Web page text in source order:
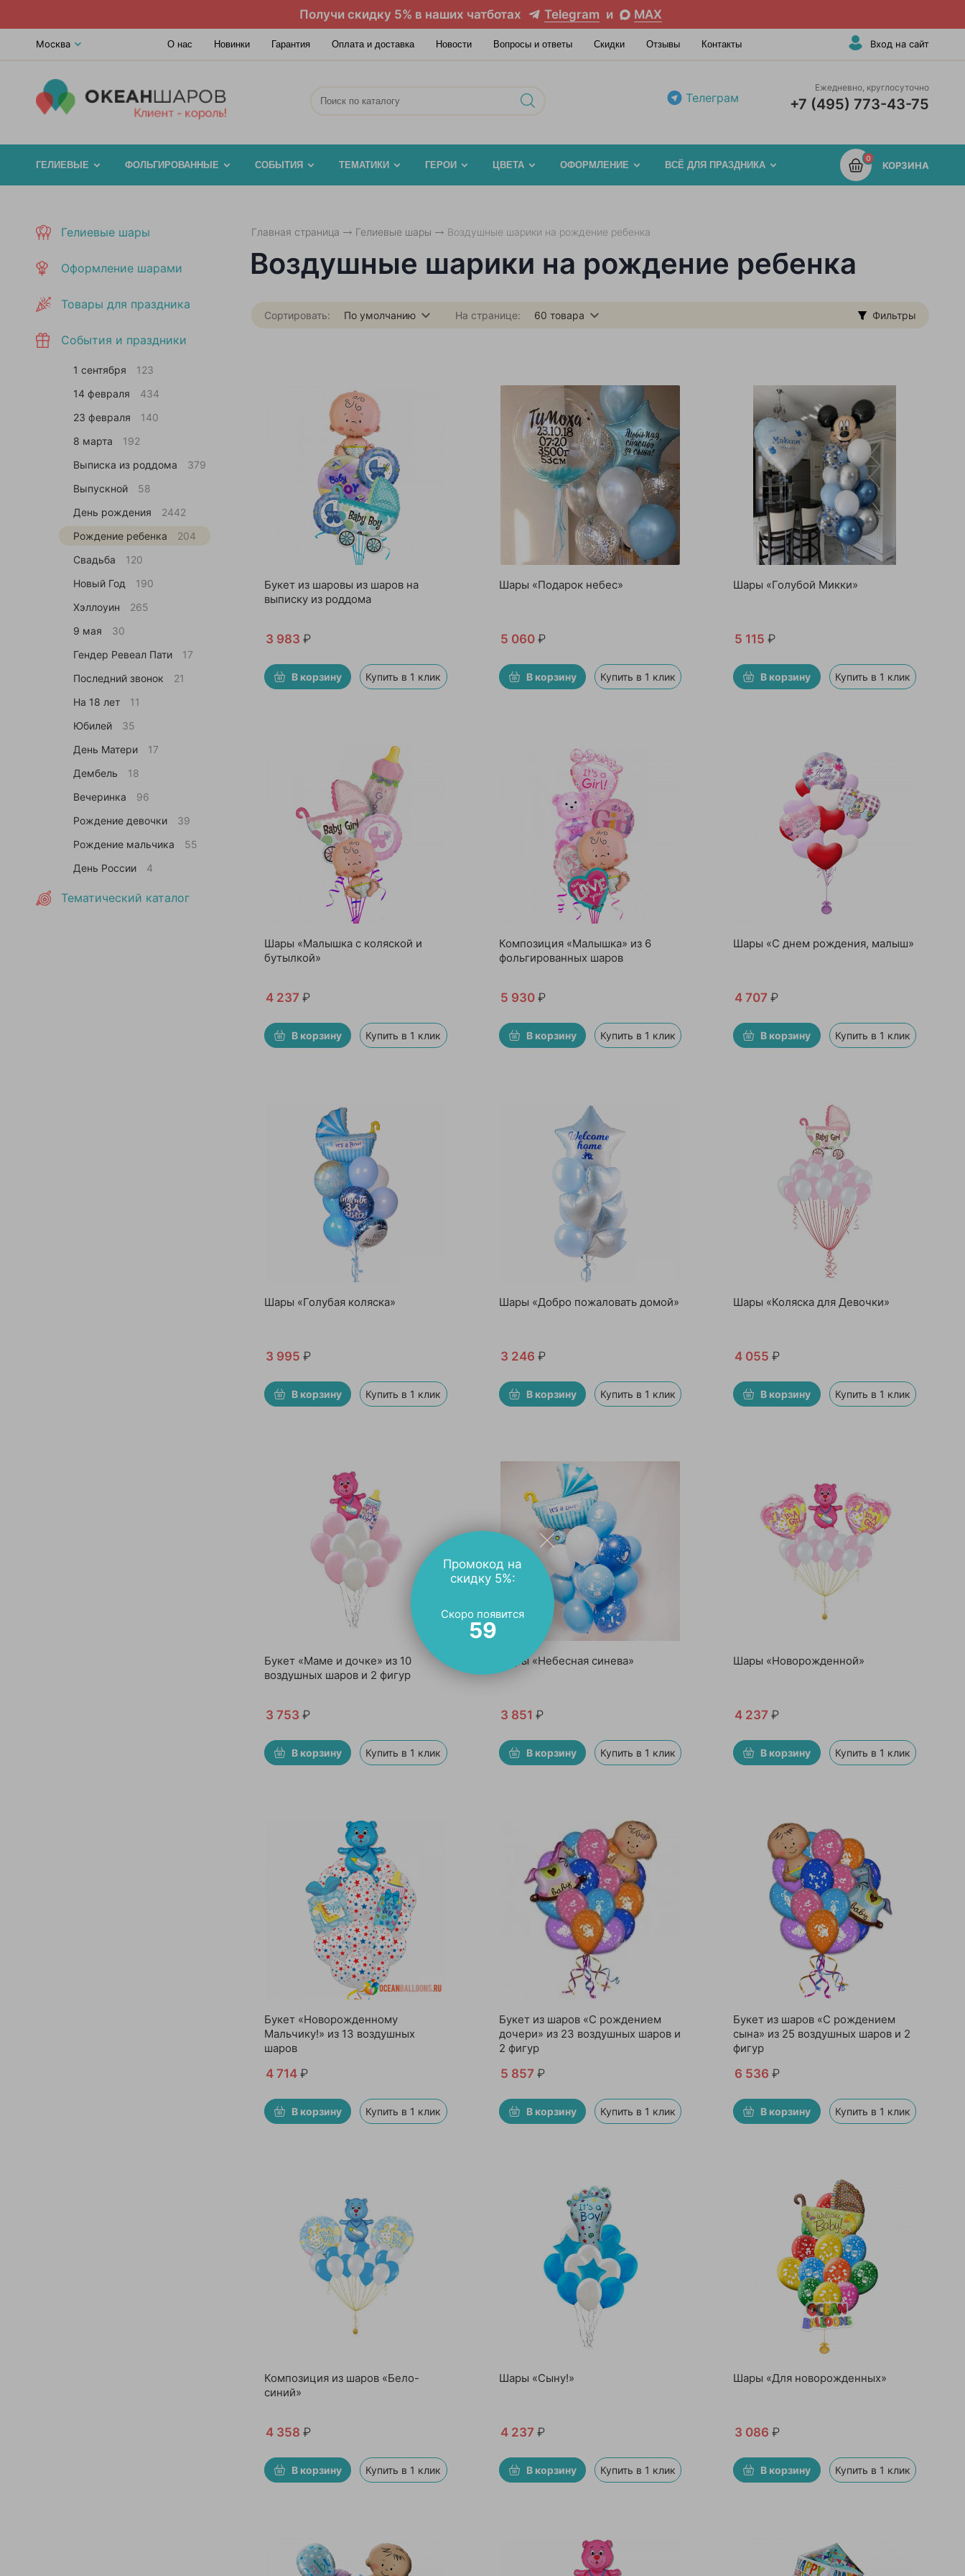
Получи скидку 5% в наших чатботах Telegram и MAX
Москва О нас Новинки Гарантия Оплата и доставка Новости Вопросы и ответы Скидки Отзывы Контакты Вход на сайт
Телеграм
Ежедневно, круглосуточно
+7 (495) 773-43-75
0
КОРЗИНА
ГЕЛИЕВЫЕ ФОЛЬГИРОВАННЫЕ СОБЫТИЯ ТЕМАТИКИ ГЕРОИ ЦВЕТА ОФОРМЛЕНИЕ ВСЁ ДЛЯ ПРАЗДНИКА
Главная страница Гелиевые шары Воздушные шарики на рождение ребенка
Воздушные шарики на рождение ребенка
Фильтры
Сортировать: По умолчанию На странице: 60 товара
Букет из шаровы из шаров на
выписку из роддома
3 983 ₽
В корзину Купить в 1 клик
Шары «Подарок небес»
5 060 ₽
В корзину Купить в 1 клик
Шары «Голубой Микки»
5 115₽
В корзину Купить в 1 клик
Шары «Малышка с коляской и
бутылкой»
4 237 ₽
В корзину Купить в 1 клик
Композиция «Малышка» из 6
фольгированных шаров
5 930 ₽
В корзину Купить в 1 клик
Шары «С днем рождения, малыш»
4 707₽
В корзину Купить в 1 клик
Шары «Голубая коляска»
3 995 ₽
В корзину Купить в 1 клик
Шары «Добро пожаловать домой»
3 246 ₽
В корзину Купить в 1 клик
Шары «Коляска для Девочки»
4 055₽
В корзину Купить в 1 клик
Букет «Маме и дочке» из 10
воздушных шаров и 2 фигур
3 753 ₽
В корзину Купить в 1 клик
Шары «Небесная синева»
3 851 ₽
В корзину Купить в 1 клик
Шары «Новорожденной»
4 237₽
В корзину Купить в 1 клик
Букет «Новорожденному
Мальчику!» из 13 воздушных
шаров
4 714 ₽
В корзину Купить в 1 клик
Букет из шаров «С рождением
дочери» из 23 воздушных шаров и
2 фигур
5 857 ₽
В корзину Купить в 1 клик
Букет из шаров «С рождением
сына» из 25 воздушных шаров и 2
фигур
6 536₽
В корзину Купить в 1 клик
Композиция из шаров «Бело-
синий»
4 358 ₽
В корзину Купить в 1 клик
Шары «Сыну!»
4 237 ₽
В корзину Купить в 1 клик
Шары «Для новорожденных»
3 086₽
В корзину Купить в 1 клик
Гелиевые шары
Оформление шарами
Товары для праздника
События и праздники
1 сентября
123
14 февраля
434
23 февраля
140
8 марта
192
Выписка из роддома
379
Выпускной
58
День рождения
2442
Рождение ребенка
204
Свадьба
120
Новый Год
190
Хэллоуин
265
9 мая
30
Гендер Ревеал Пати
17
Последний звонок
21
На 18 лет
11
Юбилей
35
День Матери
17
Дембель
18
Вечеринка
96
Рождение девочки
39
Рождение мальчика
55
День России
4
Тематический каталог
Промокод на
скидку 5%:
Скоро появится
58